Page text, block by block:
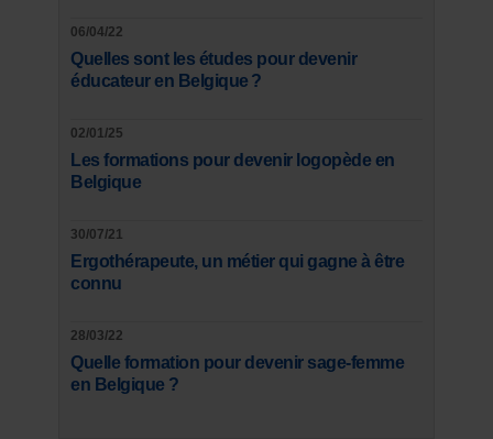
06/04/22
Quelles sont les études pour devenir
éducateur en Belgique ?
02/01/25
Les formations pour devenir logopède en
Belgique
30/07/21
Ergothérapeute, un métier qui gagne à être
connu
28/03/22
Quelle formation pour devenir sage-femme
en Belgique ?